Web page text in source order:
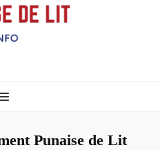
Punaise de Lit